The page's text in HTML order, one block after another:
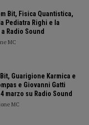
Bit, Fisica Quantistica,
Pediatra Righi e la
Radio Sound
MC
Bit, Guarigione Karmica e
e Giovanni Gatti
marzo su Radio Sound
MC